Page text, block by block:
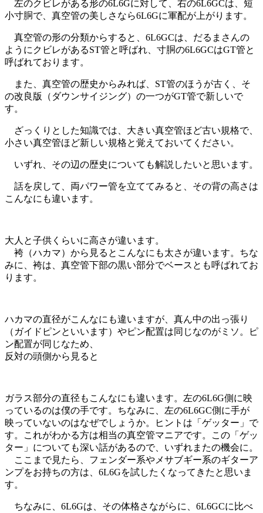
左のクビレがある形の6L6Gに対して、右の6L6GCは、短
小寸胴で、真空管の美しさなら6L6Gに軍配が上がります。
真空管の形の分類からすると、6L6GCは、だるまさんの
ようにクビレがあるST管と呼ばれ、寸胴の6L6GCはGT管と
呼ばれております。
また、真空管の歴史からみれば、ST管のほうが古く、そ
の改良版（ダウンサイジング）の一つがGT管で新しいで
す。
ざっくりとした知識では、大きい真空管ほど古い規格で、
小さい真空管ほど新しい規格と覚えておいてください。
いずれ、その辺の歴史についても解説したいと思います。
話を戻して、両パワー管を立ててみると、その背の高さは
こんなにも違います。
大人と子供くらいに高さが違います。
袴（ハカマ）から見るとこんなにも太さが違います。ちな
みに、袴は、真空管下部の黒い部分でベースとも呼ばれてお
ります。
ハカマの直径がこんなにも違いますが、真ん中の出っ張り
（ガイドピンといいます）やピン配置は同じなのがミソ。ピ
ン配置が同じなため、
反対の頭側から見ると
ガラス部分の直径もこんなにも違います。左の6L6G側に映
っているのは僕の手です。ちなみに、左の6L6GC側に手が
映っていないのはなぜでしょうか。ヒントは「ゲッター」で
す。これがわかる方は相当の真空管マニアです。この「ゲッ
ター」についても深い話があるので、いずれまたの機会に。
ここまで見たら、フェンダー系やメサブギー系のギターア
ンプをお持ちの方は、6L6Gを試したくなってきたと思いま
す。
ちなみに、6L6Gは、その体格さながらに、6L6GCに比べ